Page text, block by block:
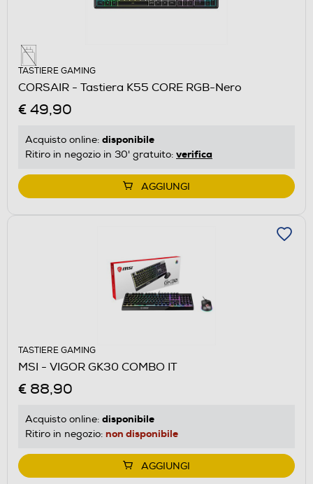
TASTIERE GAMING
CORSAIR - Tastiera K55 CORE RGB-Nero
€ 49,90
Acquisto online: disponibile
Ritiro in negozio in 30' gratuito: verifica
AGGIUNGI
TASTIERE GAMING
MSI - VIGOR GK30 COMBO IT
€ 88,90
Acquisto online: disponibile
Ritiro in negozio: non disponibile
AGGIUNGI